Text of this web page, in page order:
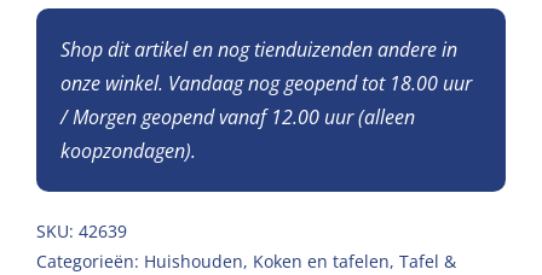
Shop dit artikel en nog tienduizenden andere in
onze winkel. Vandaag nog geopend tot 18.00 uur
/ Morgen geopend vanaf 12.00 uur (alleen
koopzondagen).
SKU: 42639
Categorieën: Huishouden, Koken en tafelen, Tafel &